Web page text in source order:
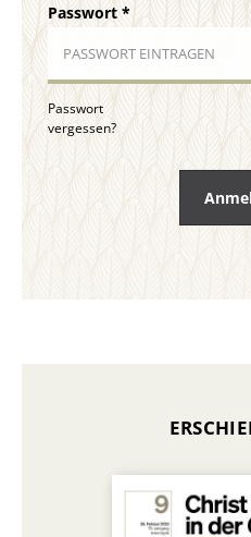
Passwort*
Passwort
vergessen?